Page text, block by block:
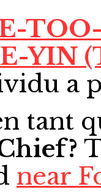
YIN
a
tant
near